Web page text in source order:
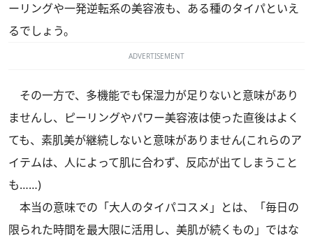
ーリングや一発逆転系の美容液も、ある種のタイパといえ
るでしょう。
ADVERTISEMENT
その一方で、多機能でも保湿力が足りないと意味があり
ませんし、ピーリングやパワー美容液は使った直後はよく
ても、素肌美が継続しないと意味がありません(これらのア
イテムは、人によって肌に合わず、反応が出てしまうこと
も……)
本当の意味での「大人のタイパコスメ」とは、「毎日の
限られた時間を最大限に活用し、美肌が続くもの」ではな